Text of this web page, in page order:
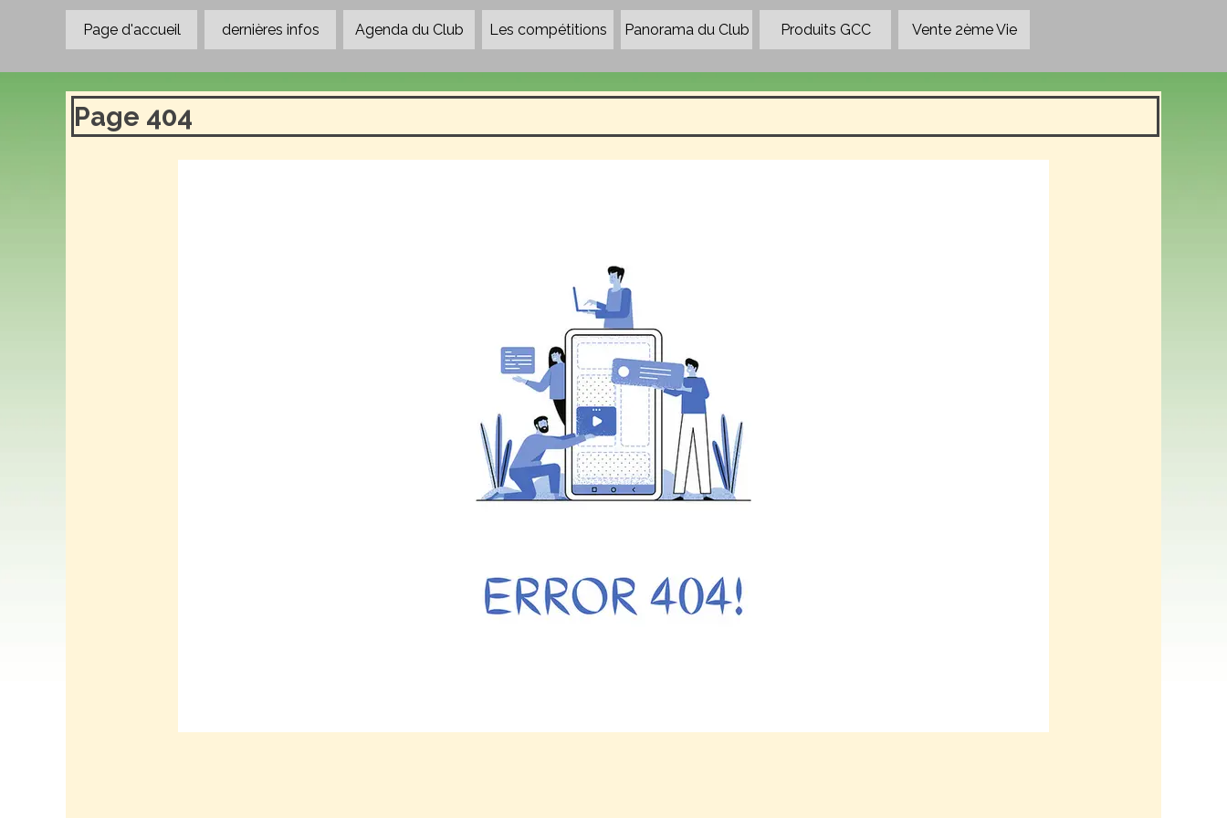
Aller au contenu
Page d'accueil dernières infos Agenda du Club Les compétitions ▼
Panorama du Club ▼
Produits GCC Vente 2ème Vie
Page 404